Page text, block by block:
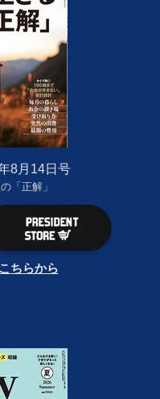
8月14日号
「正解」
ちらから